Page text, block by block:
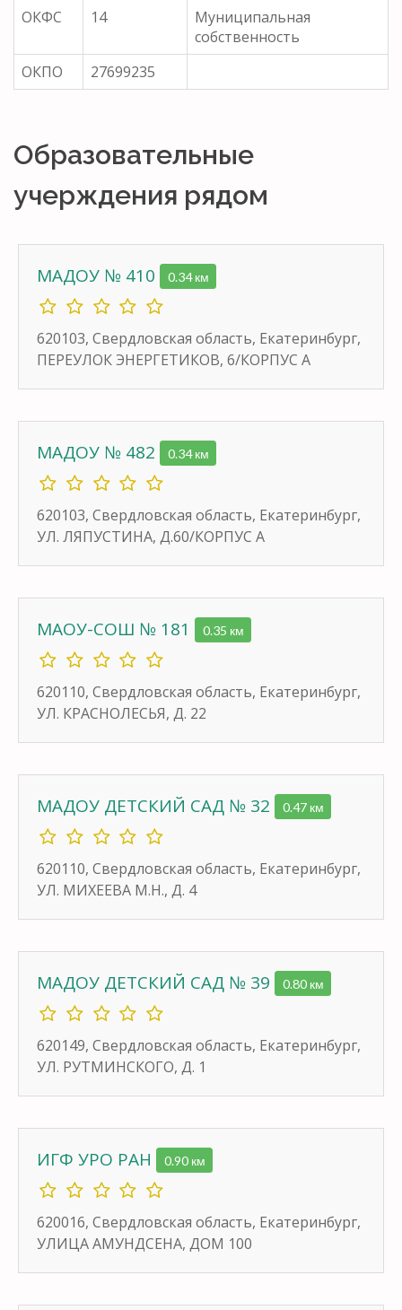
ОКФС 14
Муниципальная
собственность
ОКПО
27699235
Образовательные
учерждения рядом
МАДОУ № 410 0.34 км
620103, Свердловская область, Екатеринбург,
ПЕРЕУЛОК ЭНЕРГЕТИКОВ, 6/КОРПУС А
МАДОУ № 482 0.34 км
620103, Свердловская область, Екатеринбург,
УЛ. ЛЯПУСТИНА, Д.60/КОРПУС А
МАОУ-СОШ № 181 0.35 км
620110, Свердловская область, Екатеринбург,
УЛ. КРАСНОЛЕСЬЯ, Д. 22
МАДОУ ДЕТСКИЙ САД № 32 0.47 км
620110, Свердловская область, Екатеринбург,
УЛ. МИХЕЕВА М.Н., Д. 4
МАДОУ ДЕТСКИЙ САД № 39 0.80 км
620149, Свердловская область, Екатеринбург,
УЛ. РУТМИНСКОГО, Д. 1
ИГФ УРО РАН 0.90 км
620016, Свердловская область, Екатеринбург,
УЛИЦА АМУНДСЕНА, ДОМ 100